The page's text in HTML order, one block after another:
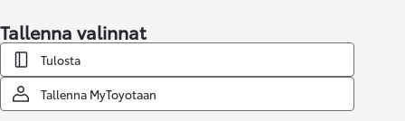
Tallenna valinnat
Tulosta
Tallenna MyToyotaan